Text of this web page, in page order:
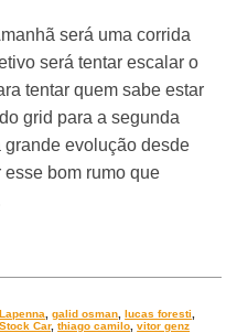
será uma corrida
será tentar escalar o
tentar quem sabe estar
grid para a segunda
evolução desde
bom rumo que
,galid osman ,lucas foresti
Stock Car,thiago camilo ,vitor genz